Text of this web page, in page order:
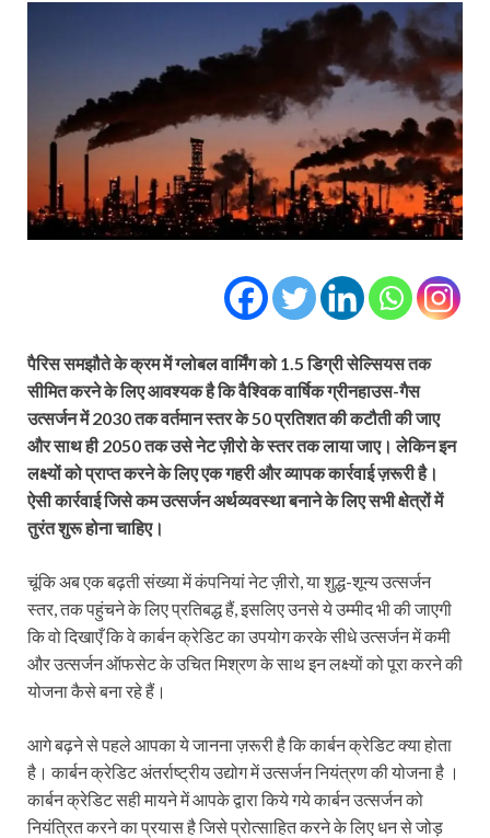
पैरिस समझौते के क्रम में ग्लोबल वार्मिंग को 1.5 डिग्री सेल्सियस तक
सीमित करने के लिए आवश्यक है कि वैश्विक वार्षिक ग्रीनहाउस-गैस
उत्सर्जन में 2030 तक वर्तमान स्तर के 50 प्रतिशत की कटौती की जाए
और साथ ही 2050 तक उसे नेट ज़ीरो के स्तर तक लाया जाए। लेकिन इन
लक्ष्यों को प्राप्त करने के लिए एक गहरी और व्यापक कार्रवाई ज़रूरी है।
ऐसी कार्रवाई जिसे कम उत्सर्जन अर्थव्यवस्था बनाने के लिए सभी क्षेत्रों में
तुरंत शुरू होना चाहिए।
चूंकि अब एक बढ़ती संख्या में कंपनियां नेट ज़ीरो, या शुद्ध-शून्य उत्सर्जन
स्तर, तक पहुंचने के लिए प्रतिबद्ध हैं, इसलिए उनसे ये उम्मीद भी की जाएगी
कि वो दिखाएँ कि वे कार्बन क्रेडिट का उपयोग करके सीधे उत्सर्जन में कमी
और उत्सर्जन ऑफसेट के उचित मिश्रण के साथ इन लक्ष्यों को पूरा करने की
योजना कैसे बना रहे हैं।
आगे बढ़ने से पहले आपका ये जानना ज़रूरी है कि कार्बन क्रेडिट क्या होता
है। कार्बन क्रेडिट अंतर्राष्ट्रीय उद्योग में उत्सर्जन नियंत्रण की योजना है ।
कार्बन क्रेडिट सही मायने में आपके द्वारा किये गये कार्बन उत्सर्जन को
नियंत्रित करने का प्रयास है जिसे प्रोत्साहित करने के लिए धन से जोड़